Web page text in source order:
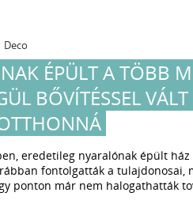
Deco
ÉPÜLT A TÖBB
BŐVÍTÉSSEL
eredetileg nyaralónak épült ház
fontolgatták a tulajdonosai,
ponton már nem halogathatták